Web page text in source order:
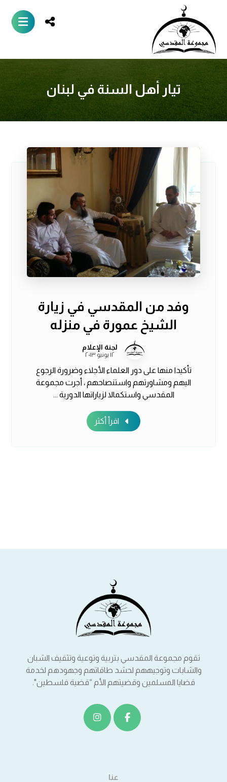
تيار أهل السنة في لبنان
وفد من المقدسي في زيارة
الشيخ عمورة في منزله
لجنة الإعلام
١٢ يونيو ٢٠١٣
تأكيدا منها على دور العلماء الأجلاء وضرورة الرجوع
اليهم ومشاورتهم واستنصاحهم ، أجرت مجموعة
المقدسي واستكمالا لزياراتها الدورية ...
اقرأ أكثر
تقوم مجموعة المقدسي بتربية وتوعية وتثقيف الشبان
والشابات وتوجيههم لحشد طاقاتهم وجهودهم لخدمة
قضايا المسلمين وقضيتهم الأم “قضية فلسطين".
عنا